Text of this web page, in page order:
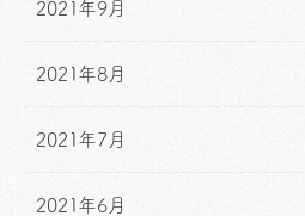
2021年9月
2021年8月
2021年7月
2021年6月